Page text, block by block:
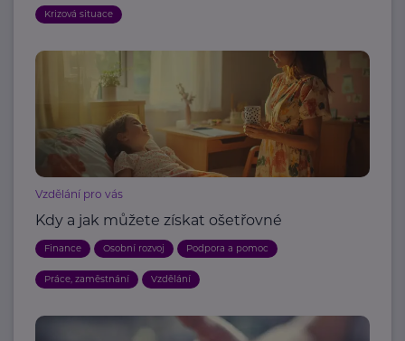
Krizová situace
Vzdělání pro vás
Kdy a jak můžete získat ošetřovné
Finance Osobní rozvoj Podpora a pomoc
Práce, zaměstnání Vzdělání